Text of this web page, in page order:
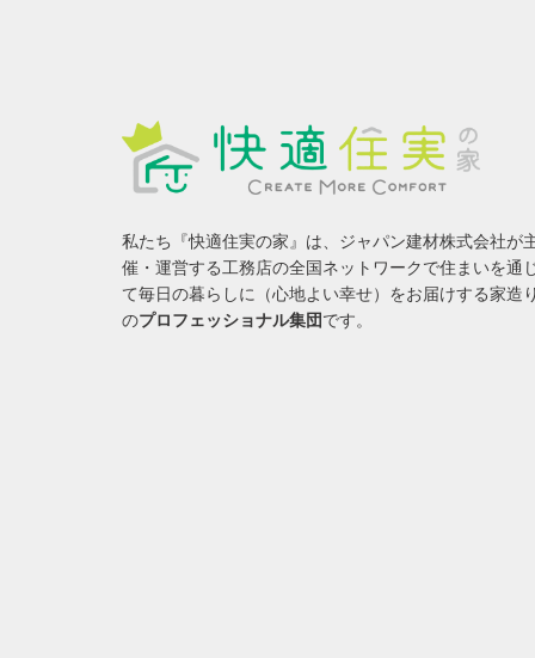
私たち『快適住実の家』は、ジャパン建材株式会社が
催・運営する工務店の全国ネットワークで住まいを通
て毎日の暮らしに（心地よい幸せ）をお届けする家造
のプロフェッショナル集団です。